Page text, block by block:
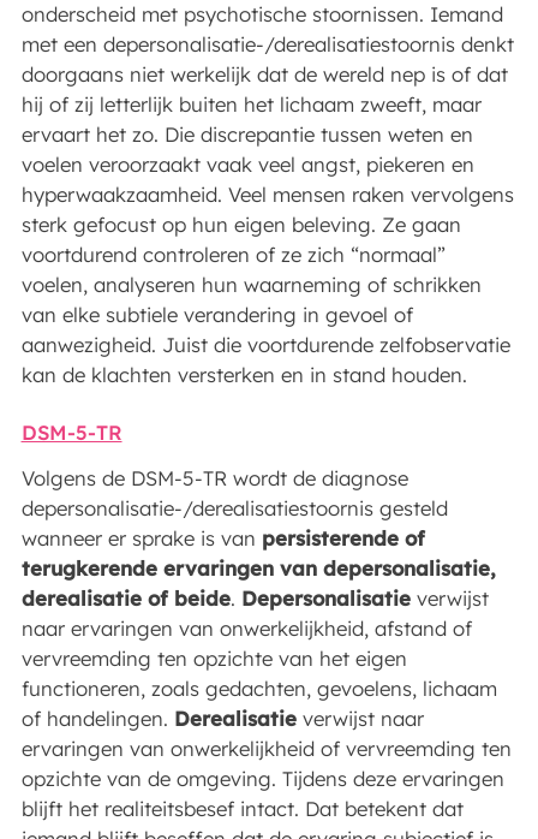
onderscheid met psychotische stoornissen. Iemand
met een depersonalisatie-/derealisatiestoornis denkt
doorgaans niet werkelijk dat de wereld nep is of dat
hij of zij letterlijk buiten het lichaam zweeft, maar
ervaart het zo. Die discrepantie tussen weten en
voelen veroorzaakt vaak veel angst, piekeren en
hyperwaakzaamheid. Veel mensen raken vervolgens
sterk gefocust op hun eigen beleving. Ze gaan
voortdurend controleren of ze zich “normaal”
voelen, analyseren hun waarneming of schrikken
van elke subtiele verandering in gevoel of
aanwezigheid. Juist die voortdurende zelfobservatie
kan de klachten versterken en in stand houden.
DSM-5-TR
Volgens de DSM-5-TR wordt de diagnose
depersonalisatie-/derealisatiestoornis gesteld
wanneer er sprake is van persisterende of
terugkerende ervaringen van depersonalisatie,
derealisatie of beide. Depersonalisatieverwijst
naar ervaringen van onwerkelijkheid, afstand of
vervreemding ten opzichte van het eigen
functioneren, zoals gedachten, gevoelens, lichaam
of handelingen. Derealisatieverwijst naar
ervaringen van onwerkelijkheid of vervreemding ten
opzichte van de omgeving. Tijdens deze ervaringen
blijft het realiteitsbesef intact. Dat betekent dat